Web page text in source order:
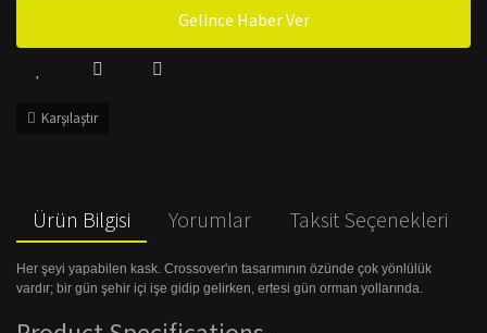
Gelince Haber Ver
Karşılaştır
Ürün Bilgisi Yorumlar Taksit Seçenekleri
Her şeyi yapabilen kask. Crossover'ın tasarımının özünde çok yönlülük
vardır; bir gün şehir içi işe gidip gelirken, ertesi gün orman yollarında.